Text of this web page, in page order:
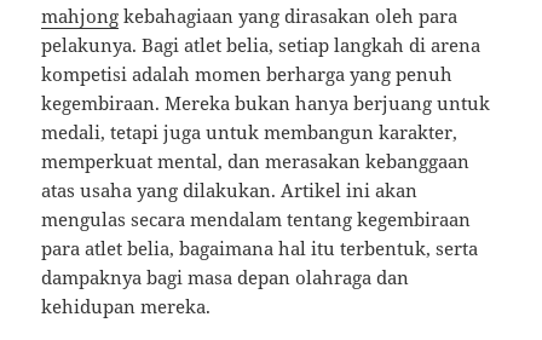
mahjong kebahagiaan yang dirasakan oleh para
pelakunya. Bagi atlet belia, setiap langkah di arena
kompetisi adalah momen berharga yang penuh
kegembiraan. Mereka bukan hanya berjuang untuk
medali, tetapi juga untuk membangun karakter,
memperkuat mental, dan merasakan kebanggaan
atas usaha yang dilakukan. Artikel ini akan
mengulas secara mendalam tentang kegembiraan
para atlet belia, bagaimana hal itu terbentuk, serta
dampaknya bagi masa depan olahraga dan
kehidupan mereka.